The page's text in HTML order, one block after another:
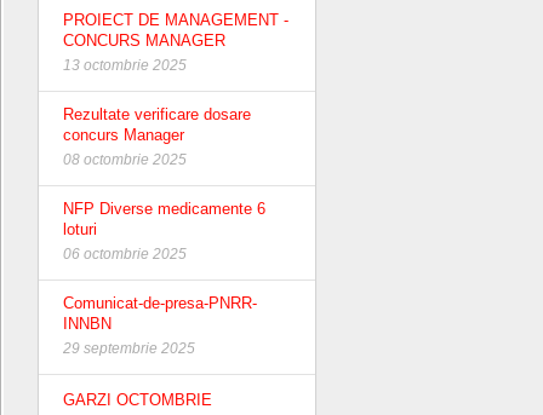
PROIECT DE MANAGEMENT -
CONCURS MANAGER
13 octombrie 2025
Rezultate verificare dosare
concurs Manager
08 octombrie 2025
NFP Diverse medicamente 6
loturi
06 octombrie 2025
Comunicat-de-presa-PNRR-
INNBN
29 septembrie 2025
GARZI OCTOMBRIE